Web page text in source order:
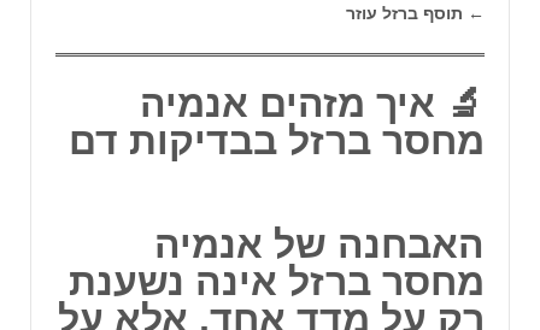
← תוסף ברזל עוזר
🔬 איך מזהים אנמיה
מחסר ברזל בבדיקות דם
האבחנה של אנמיה
מחסר ברזל אינה נשענת
רק על מדד אחד, אלא על